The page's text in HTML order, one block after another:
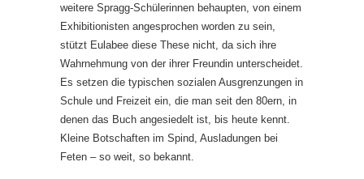
weitere Spragg-Schülerinnen behaupten, von einem
Exhibitionisten angesprochen worden zu sein,
stützt Eulabee diese These nicht, da sich ihre
Wahrnehmung von der ihrer Freundin unterscheidet.
Es setzen die typischen sozialen Ausgrenzungen in
Schule und Freizeit ein, die man seit den 80ern, in
denen das Buch angesiedelt ist, bis heute kennt.
Kleine Botschaften im Spind, Ausladungen bei
Feten – so weit, so bekannt.